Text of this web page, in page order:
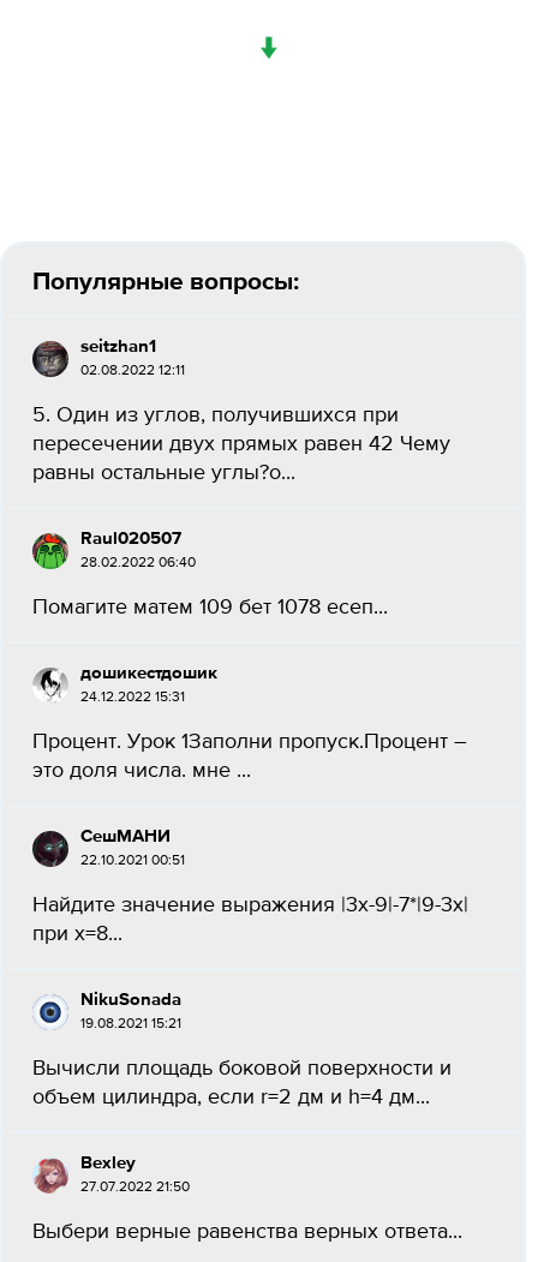
↓
Популярные вопросы:
seitzhan1
02.08.2022 12:11
5. Один из углов, получившихся при
пересечении двух прямых равен 42 Чему
равны остальные углы?о​...
Raul020507
28.02.2022 06:40
Помагите матем 109 бет 1078 есеп​...
дошикестдошик
24.12.2022 15:31
Процент. Урок 1Заполни пропуск.Процент –
это доля числа. мне ​...
СешМАНИ
22.10.2021 00:51
Найдите значение выражения |3x-9|-7*|9-3x|
при x=8​...
NikuSonada
19.08.2021 15:21
Вычисли площадь боковой поверхности и
объем цилиндра, если r=2 дм и h=4 дм...
Bexley
27.07.2022 21:50
Выбери верные равенства верных ответа​...